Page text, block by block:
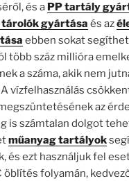
és a PP tartály
gyártása és az
ebben sokat
több száz millióra
a száma, akik nem
vízfelhasználás
az
is számtalan dolgot
műanyag tartályok
és ezt használjuk fel
öblítés folyamán,